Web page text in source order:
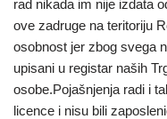
rad nikada im nije izdata
ove zadruge na teritoriju
osobnost jer zbog svega
upisani u registar naših
osobe.Pojašnjenja radi i
licence i nisu bili